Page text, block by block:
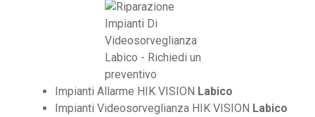
Impianti Allarme HIK VISION Labico
Impianti Videosorveglianza HIK VISION Labico